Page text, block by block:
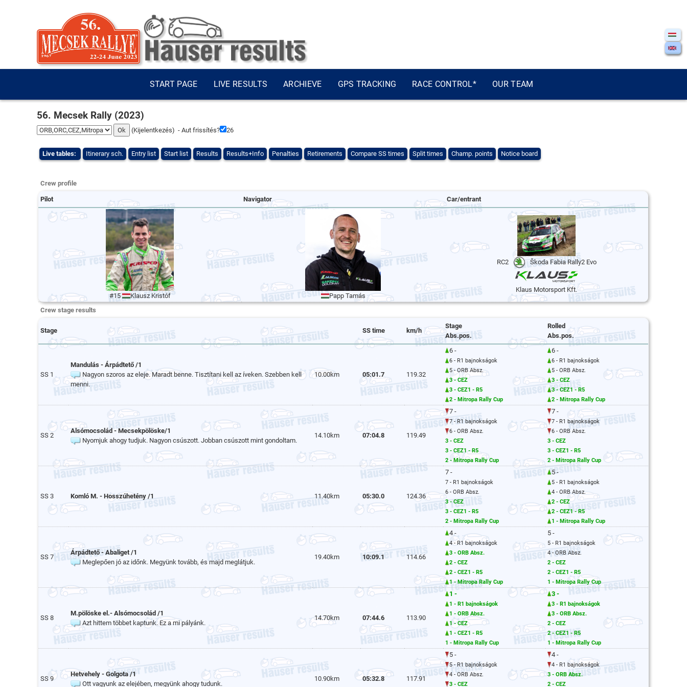
START PAGE LIVE RESULTS ARCHIEVE GPS TRACKING RACE CONTROL* OUR TEAM
56. Mecsek Rally (2023)
(Kijelentkezés) - Aut frissítés? 25
Live tables: Itinerary sch. Entry list Start list Results Results+Info Penalties Retirements Compare SS times Split times Champ. points Notice board
Crew profile
Pilot Navigator Car/entrant
#15 Klausz Kristóf Papp Tamás
RC2 Škoda Fabia Rally2 Evo
Klaus Motorsport Kft.
Crew stage results
Stage SS time km/h
Stage
Abs.pos.
Rolled
Abs.pos.
SS 1
Mandulás - Árpádtető /1
Nagyon szoros az eleje. Maradt benne. Tisztítani kell az íveken. Szebben kell
menni.
10.00km 05:01.7 119.32
6 -
6 - R1 bajnokságok
5 - ORB Absz.
3 - CEZ
3 - CEZ1 - R5
2 - Mitropa Rally Cup
6 -
6 - R1 bajnokságok
5 - ORB Absz.
3 - CEZ
3 - CEZ1 - R5
2 - Mitropa Rally Cup
SS 2
Alsómocsolád - Mecsekpölöske/1
Nyomjuk ahogy tudjuk. Nagyon csúszott. Jobban csúszott mint gondoltam.
14.10km 07:04.8 119.49
7 -
7 - R1 bajnokságok
6 - ORB Absz.
3 - CEZ
3 - CEZ1 - R5
2 - Mitropa Rally Cup
7 -
7 - R1 bajnokságok
6 - ORB Absz.
3 - CEZ
3 - CEZ1 - R5
2 - Mitropa Rally Cup
SS 3 Komló M. - Hosszúhetény /1 11.40km 05:30.0 124.36
7 -
7 - R1 bajnokságok
6 - ORB Absz.
3 - CEZ
3 - CEZ1 - R5
2 - Mitropa Rally Cup
5 -
5 - R1 bajnokságok
4 - ORB Absz.
2 - CEZ
2 - CEZ1 - R5
1 - Mitropa Rally Cup
SS 7
Árpádtető - Abaliget /1
Meglepően jó az időnk. Megyünk tovább, és majd meglátjuk.
19.40km 10:09.1 114.66
4 -
4 - R1 bajnokságok
3 - ORB Absz.
2 - CEZ
2 - CEZ1 - R5
1 - Mitropa Rally Cup
5 -
5 - R1 bajnokságok
4 - ORB Absz.
2 - CEZ
2 - CEZ1 - R5
1 - Mitropa Rally Cup
SS 8
M.pölöske el.- Alsómocsolád /1
Azt hittem többet kaptunk. Ez a mi pályánk.
14.70km 07:44.6 113.90
1 -
1 - R1 bajnokságok
1 - ORB Absz.
1 - CEZ
1 - CEZ1 - R5
1 - Mitropa Rally Cup
3 -
3 - R1 bajnokságok
3 - ORB Absz.
2 - CEZ
2 - CEZ1 - R5
1 - Mitropa Rally Cup
SS 9
Hetvehely - Golgota /1
Ott vagyunk az elejében, megyünk ahogy tudunk.
10.90km 05:32.8 117.91
5 -
5 - R1 bajnokságok
4 - ORB Absz.
3 - CEZ
4 -
4 - R1 bajnokságok
3 - ORB Absz.
2 - CEZ